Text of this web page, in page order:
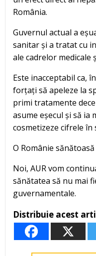
România.
Guvernul actual a
sanitar și a tratat cu
ale cadrelor medicale
Este inacceptabil ca,
forțați să apeleze la
primi tratamente
asume eșecul și să ia
cosmetizeze cifrele în
O Românie
Noi, AUR vom
sănătatea să nu mai
guvernamentale.
Distribuie acest